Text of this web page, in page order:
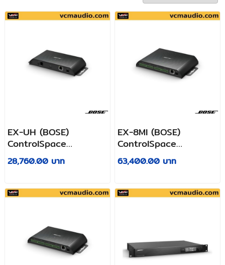
EX-UH (BOSE)
ControlSpace
USB/headset Dante
endpoint
28,760.00 บาท
EX-8Ml (BOSE)
ControlSpace
microphone/GPIO
Dante endpoint
63,400.00 บาท